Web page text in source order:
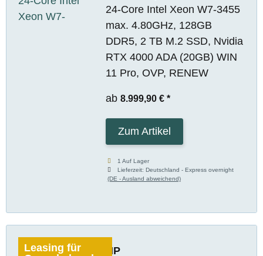
24-Core Intel Xeon W7-3455
max. 4.80GHz, 128GB
DDR5, 2 TB M.2 SSD, Nvidia
RTX 4000 ADA (20GB) WIN
11 Pro, OVP, RENEW
ab 8.999,90 € *
Zum Artikel
1 Auf Lager
Lieferzeit:Deutschland - Express overnight
(DE - Ausland abweichend)
Leasing für
HP